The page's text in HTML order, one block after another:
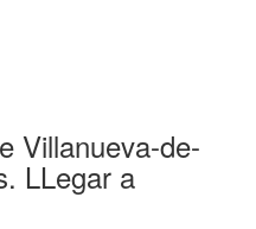
Villanueva-de-
LLegar a